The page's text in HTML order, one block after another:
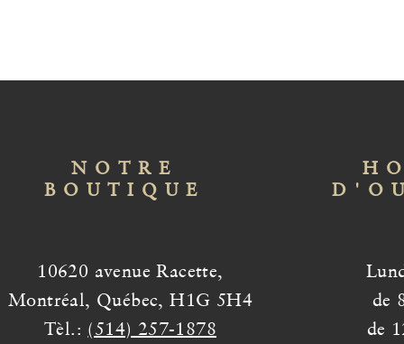
NOTRE
BOUTIQUE
10620 avenue Racette,
Montréal, Québec, H1G 5H4
Tèl.: (514) 257-1878
de
de